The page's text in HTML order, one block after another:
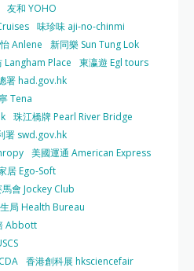
友和 YOHO
味珍味 aji-no-chinmi
Anlene
新同樂 Sun Tung Lok
Langham Place
東瀛遊 Egl tours
署 had.gov.hk
Tena
珠江橋牌 Pearl River Bridge
署 swd.gov.hk
美國運通 American Express
居 Ego-Soft
馬會 Jockey Club
局 Health Bureau
Abbott
香港創科展 hksciencefair